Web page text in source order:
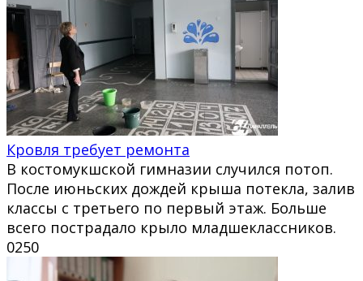
Кровля требует ремонта
В костомукшской гимназии случился потоп.
После июньских дождей крыша потекла, залив
классы с третьего по первый этаж. Больше
всего пострадало крыло младшеклассников.
0250